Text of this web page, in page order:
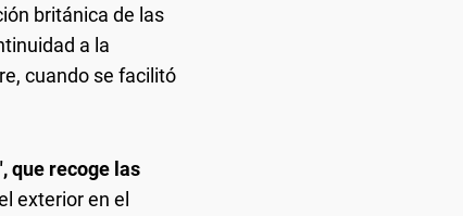
británica de las
a la
cuando se facilitó
que recoge las
exterior en el